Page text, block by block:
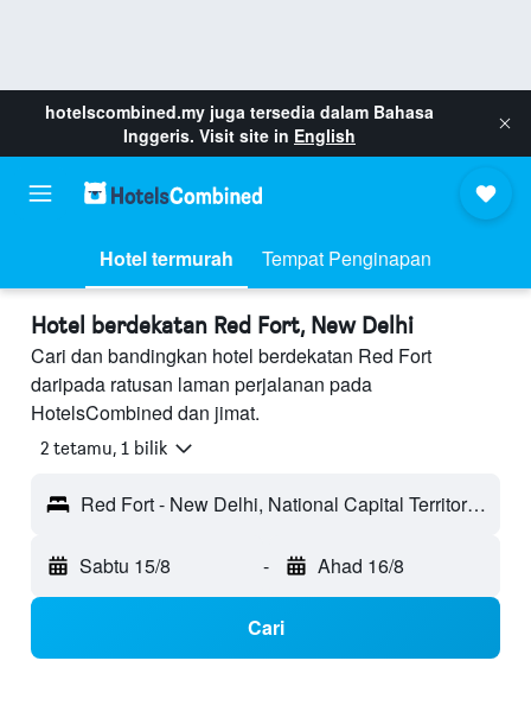
hotelscombined.my juga tersedia dalam Bahasa
Inggeris. Visit site in English
Hotel termurah Tempat Penginapan
Hotel berdekatan Red Fort, New Delhi
Cari dan bandingkan hotel berdekatan Red Fort
daripada ratusan laman perjalanan pada
HotelsCombined dan jimat.
2 tetamu, 1 bilik
Red Fort - New Delhi, National Capital Territory of India, India
Sabtu 15/8 - Ahad 16/8
Cari